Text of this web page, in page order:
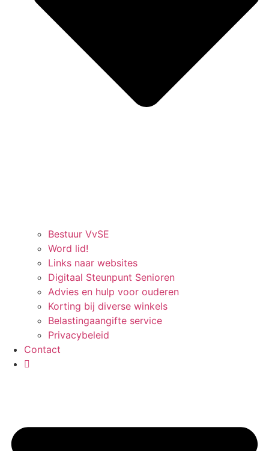
Bestuur VvSE
Word lid!
Links naar websites
Digitaal Steunpunt Senioren
Advies en hulp voor ouderen
Korting bij diverse winkels
Belastingaangifte service
Privacybeleid
Contact